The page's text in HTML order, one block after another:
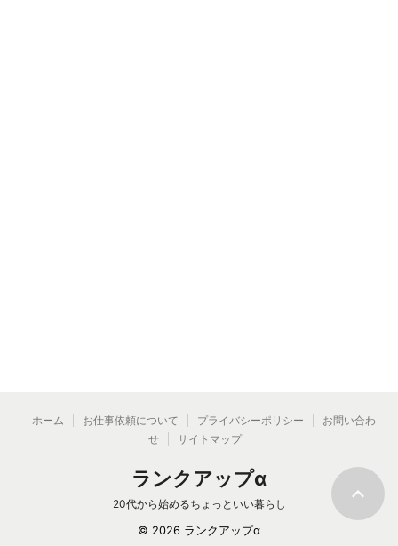
ホーム お仕事依頼について プライバシーポリシー
お問い合わ
せ
サイトマップ
ランクアップα
20代から始めるちょっといい暮らし
© 2026 ランクアップα